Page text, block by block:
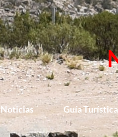
Noticias Guía Turística